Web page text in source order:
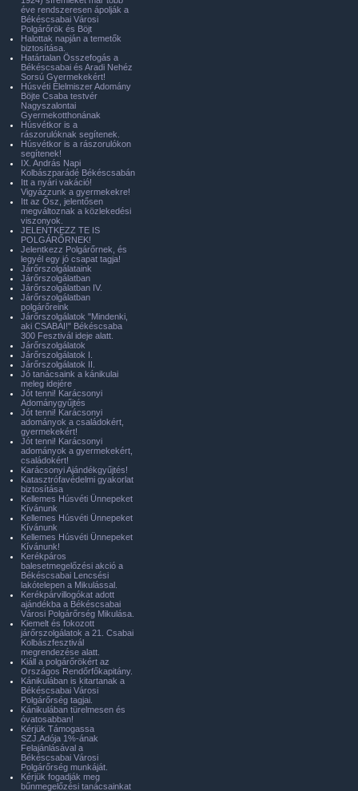
éve rendszeresen ápolják a
Békéscsabai Városi
Polgárőrök és Böjt
Halottak napján a temetők
biztosítása.
Határtalan Összefogás a
Békéscsabai és Aradi Nehéz
Sorsú Gyermekekért!
Húsvéti Élelmiszer Adomány
Böjte Csaba testvér
Nagyszalontai
Gyermekotthonának
Húsvétkor is a
rászorulóknak segítenek.
Húsvétkor is a rászorulókon
segítenek!
IX. András Napi
Kolbászparádé Békéscsabán
Itt a nyári vakáció!
Vigyázzunk a gyermekekre!
Itt az Ősz, jelentősen
megváltoznak a közlekedési
viszonyok.
JELENTKEZZ TE IS
POLGÁRŐRNEK!
Jelentkezz Polgárőrnek, és
legyél egy jó csapat tagja!
Járőrszolgálataink
Járőrszolgálatban
Járőrszolgálatban IV.
Járőrszolgálatban
polgárőreink
Járőrszolgálatok "Mindenki,
aki CSABAI!" Békéscsaba
300 Fesztivál ideje alatt.
Járőrszolgálatok
Járőrszolgálatok I.
Járőrszolgálatok II.
Jó tanácsaink a kánikulai
meleg idejére
Jót tenni! Karácsonyi
Adománygyűjtés
Jót tenni! Karácsonyi
adományok a családokért,
gyermekekért!
Jót tenni! Karácsonyi
adományok a gyermekekért,
családokért!
Karácsonyi Ajándékgyűjtés!
Katasztrófavédelmi gyakorlat
biztosítása
Kellemes Húsvéti Ünnepeket
Kívánunk
Kellemes Húsvéti Ünnepeket
Kívánunk
Kellemes Húsvéti Ünnepeket
Kívánunk!
Kerékpáros
balesetmegelőzési akció a
Békéscsabai Lencsési
lakótelepen a Mikulással.
Kerékpárvillogókat adott
ajándékba a Békéscsabai
Városi Polgárőrség Mikulása.
Kiemelt és fokozott
járőrszolgálatok a 21. Csabai
Kolbászfesztivál
megrendezése alatt.
Kiáll a polgárőrökért az
Országos Rendőrfőkapitány.
Kánikulában is kitartanak a
Békéscsabai Városi
Polgárőrség tagjai.
Kánikulában türelmesen és
óvatosabban!
Kérjük Támogassa
SZJ.Adója 1%-ának
Felajánlásával a
Békéscsabai Városi
Polgárőrség munkáját.
Kérjük fogadják meg
bűnmegelőzési tanácsainkat